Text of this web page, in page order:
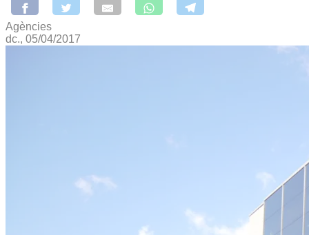
Agències
dc., 05/04/2017